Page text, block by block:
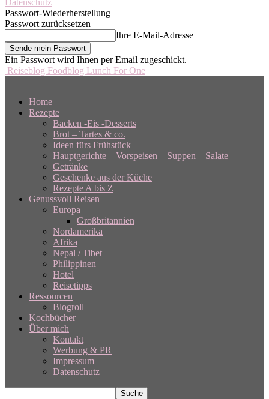
Datenschutz
Passwort-Wiederherstellung
Passwort zurücksetzen
Ihre E-Mail-Adresse
Ein Passwort wird Ihnen per Email zugeschickt.
Reiseblog Foodblog Lunch For One
Home
Rezepte
Backen -Eis -Desserts
Brot – Tartes & co.
Ideen fürs Frühstück
Hauptgerichte – Vorspeisen – Suppen – Salate
Getränke
Geschenke aus der Küche
Rezepte A bis Z
Genussvoll Reisen
Europa
Großbritannien
Nordamerika
Afrika
Nepal / Tibet
Philippinen
Hotel
Reisetipps
Ressourcen
Blogroll
Kochbücher
Über mich
Kontakt
Werbung & PR
Impressum
Datenschutz